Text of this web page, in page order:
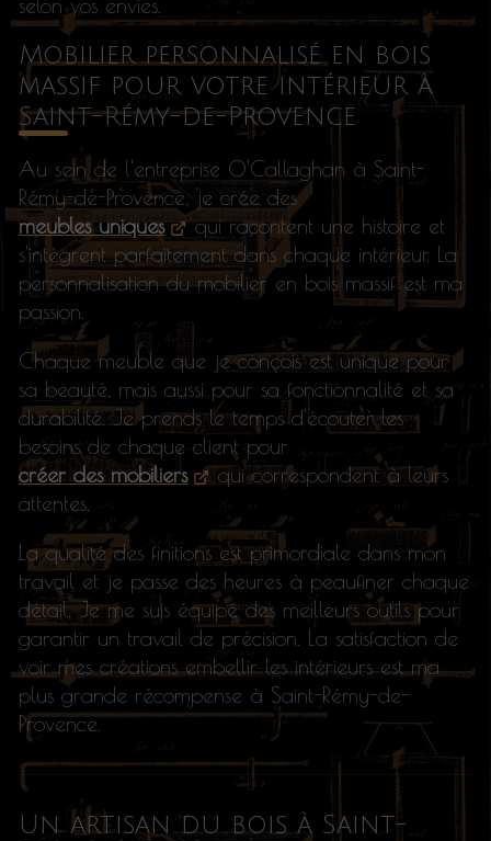
Mobilier personnalisé en bois
massif pour votre intérieur à
Saint-Rémy-de-Provence
Au sein de l'entreprise O'Callaghan à Saint-
Rémy-de-Provence, je crée des
meubles uniques
qui racontent une histoire et
s'intègrent parfaitement dans chaque intérieur. La
personnalisation du mobilier en bois massif est ma
passion.
Chaque meuble que je conçois est unique pour
sa beauté, mais aussi pour sa fonctionnalité et sa
durabilité. Je prends le temps d'écouter les
besoins de chaque client pour
créer des mobiliers
qui correspondent à leurs
attentes.
La qualité des finitions est primordiale dans mon
travail et je passe des heures à peaufiner chaque
détail. Je me suis équipé des meilleurs outils pour
garantir un travail de précision. La satisfaction de
voir mes créations embellir les intérieurs est ma
plus grande récompense à Saint-Rémy-de-
Provence.
Un artisan du bois à Saint-